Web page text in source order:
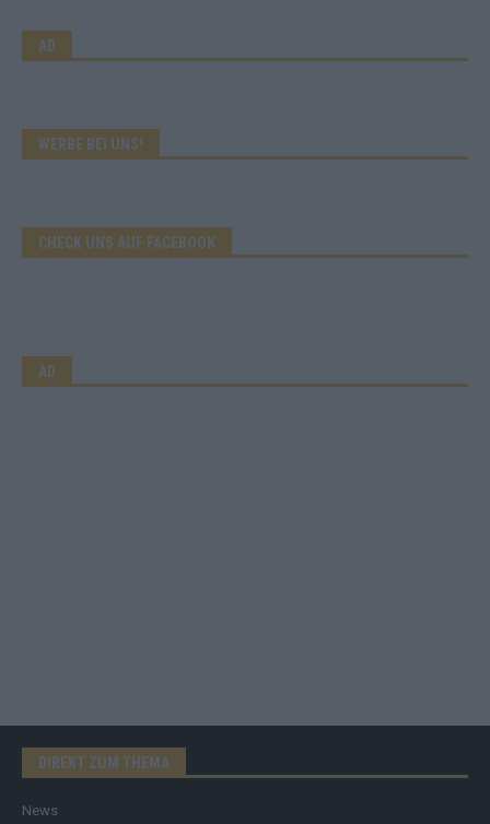
AD
WERBE BEI UNS!
CHECK UNS AUF FACEBOOK
AD
DIREKT ZUM THEMA
News